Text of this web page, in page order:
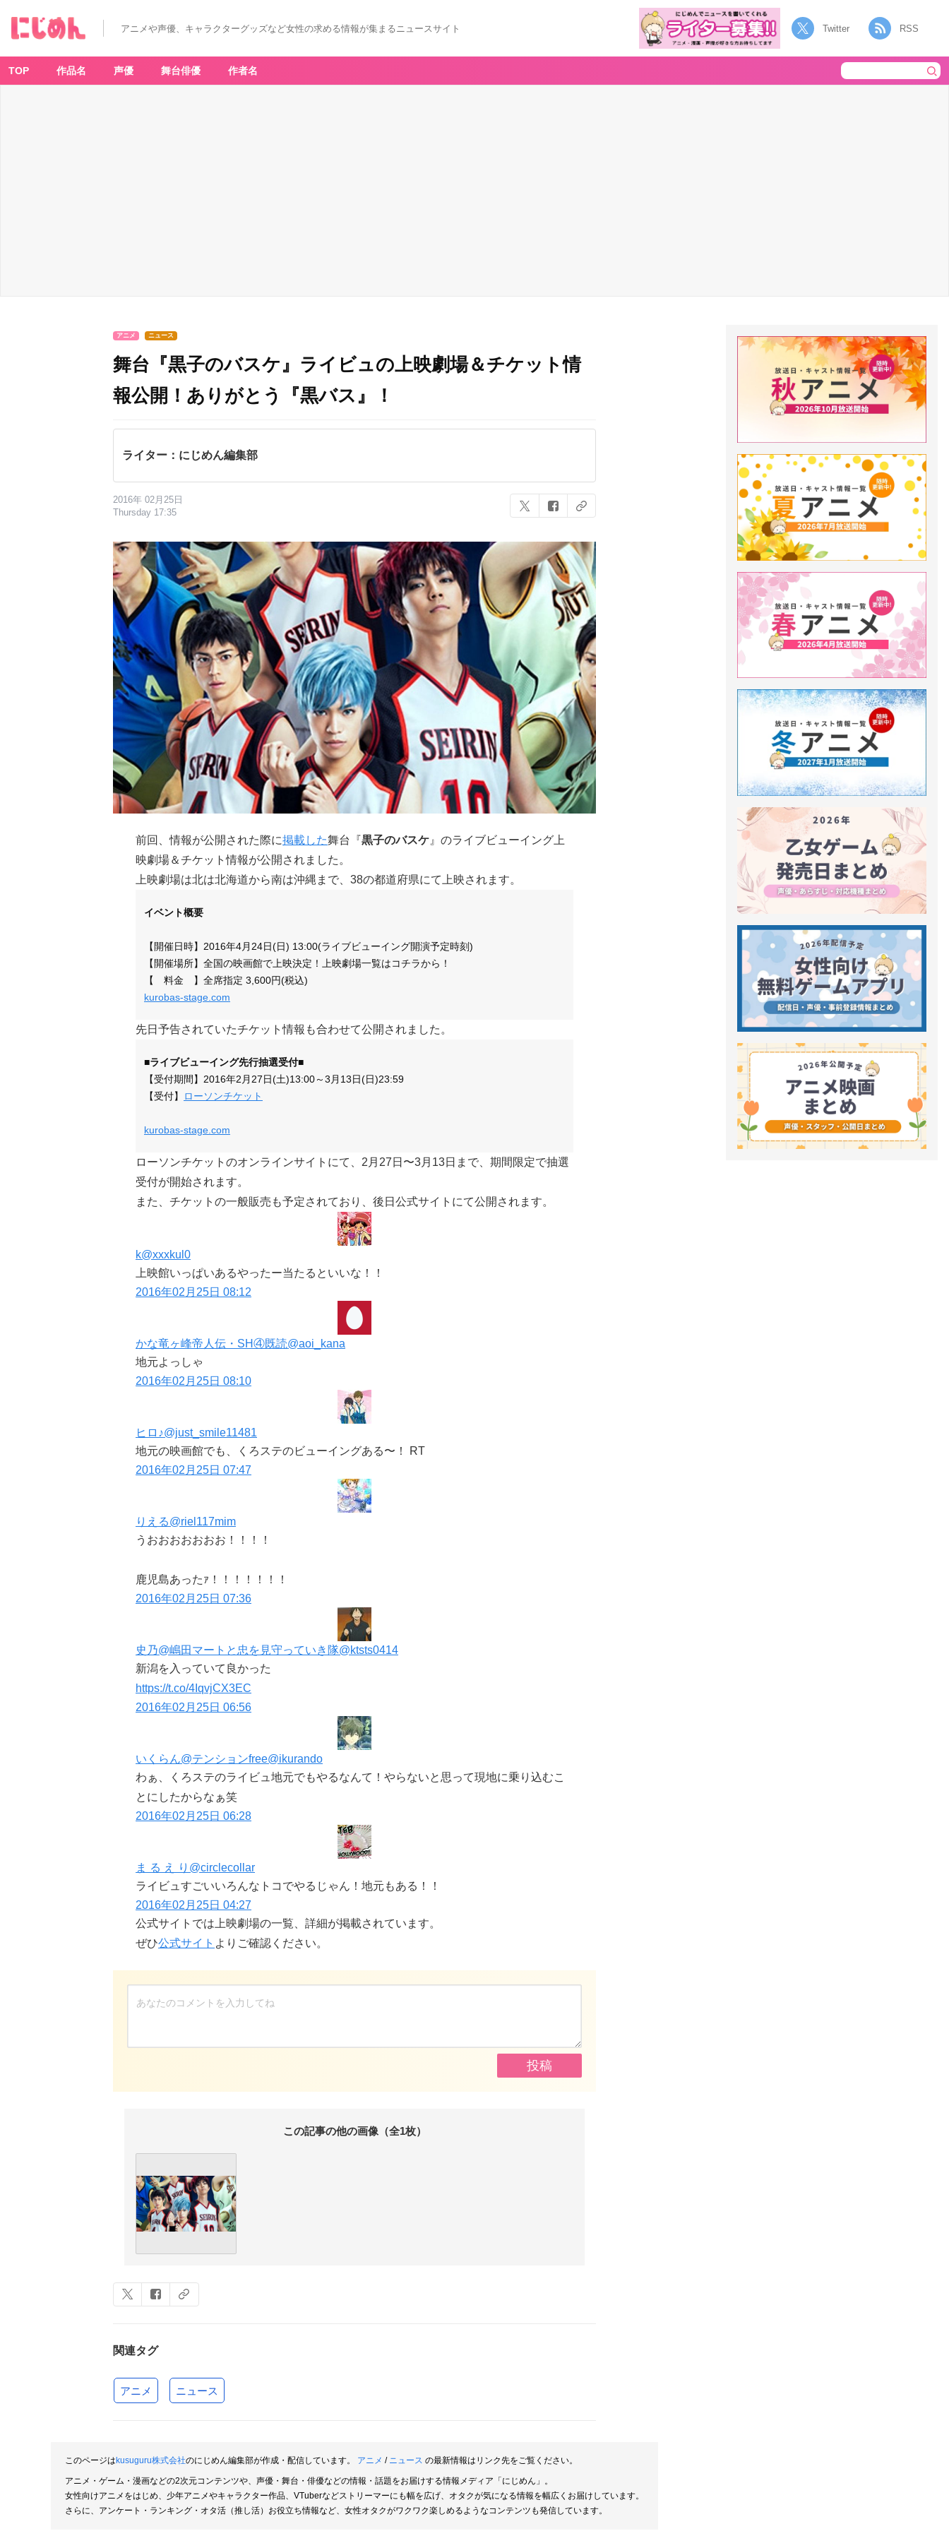
アニメや声優、キャラクターグッズなど女性の求める情報が集まるニュースサイト Twitter RSS
TOP 作品名 声優 舞台俳優 作者名
アニメ ニュース
舞台『黒子のバスケ』ライビュの上映劇場＆チケット情
報公開！ありがとう『黒バス』！
ライター：にじめん編集部
2016年 02月25日
Thursday 17:35
前回、情報が公開された際に掲載した舞台『黒子のバスケ 』のライブビューイング上
映劇場＆チケット情報が公開されました。
上映劇場は北は北海道から南は沖縄まで、38の都道府県にて上映されます。
イベント概要
【開催日時】2016年4月24日(日) 13:00(ライブビューイング開演予定時刻)
【開催場所】全国の映画館で上映決定！上映劇場一覧はコチラから！
【 料金 】全席指定 3,600円(税込)
kurobas-stage.com
先日予告されていたチケット情報も合わせて公開されました。
■ライブビューイング先行抽選受付■
【受付期間】2016年2月27日(土)13:00～3月13日(日)23:59
【受付】
ローソンチケット
kurobas-stage.com
ローソンチケットのオンラインサイトにて、2月27日〜3月13日まで、期間限定で抽選
受付が開始されます。
また、チケットの一般販売も予定されており、後日公式サイトにて公開されます。
k@xxxkul0
上映館いっぱいあるやったー当たるといいな！！
2016年02月25日 08:12
かな竜ヶ峰帝人伝・SH④既読@aoi_kana
地元よっしゃ
2016年02月25日 08:10
ヒロ♪@just_smile11481
地元の映画館でも、くろステのビューイングある〜！ RT
2016年02月25日 07:47
りえる@riel117mim
うおおおおおおお！！！！
鹿児島あったｧ！！！！！！！
2016年02月25日 07:36
史乃@嶋田マートと忠を見守っていき隊@ktsts0414
新潟を入っていて良かった
https://t.co/4IqvjCX3EC
2016年02月25日 06:56
いくらん@テンションfree@ikurando
わぁ、くろステのライビュ地元でもやるなんて！やらないと思って現地に乗り込むこ
とにしたからなぁ笑
2016年02月25日 06:28
ま る え り@circlecollar
ライビュすごいいろんなトコでやるじゃん！地元もある！！
2016年02月25日 04:27
公式サイトでは上映劇場の一覧、詳細が掲載されています。
ぜひ公式サイト よりご確認ください。
この記事の他の画像（全1枚）
関連タグ
アニメ ニュース
このページはkusuguru株式会社のにじめん編集部が作成・配信しています。 アニメ / ニュース の最新情報はリンク先をご覧ください。
アニメ・ゲーム・漫画などの2次元コンテンツや、声優・舞台・俳優などの情報・話題をお届けする情報メディア「にじめん」。
女性向けアニメをはじめ、少年アニメやキャラクター作品、VTuberなどストリーマーにも幅を広げ、オタクが気になる情報を幅広くお届けしています。
さらに、アンケート・ランキング・オタ活（推し活）お役立ち情報など、女性オタクがワクワク楽しめるようなコンテンツも発信しています。